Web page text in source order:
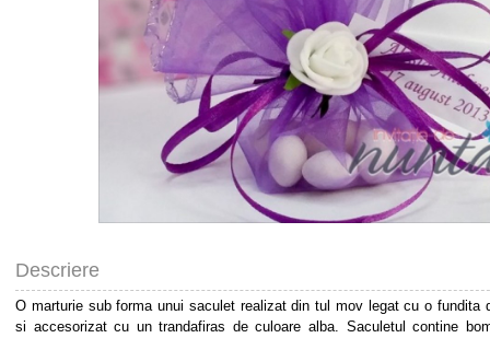
Descriere
O marturie sub forma unui saculet realizat din tul mov legat cu o fundita
si accesorizat cu un trandafiras de culoare alba. Saculetul contine